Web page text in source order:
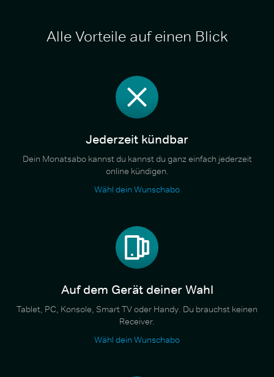
Alle Vorteile auf einen Blick
Jederzeit kündbar
Dein Monatsabo kannst du kannst du ganz einfach jederzeit
online kündigen.
Wähl dein Wunschabo
Auf dem Gerät deiner Wahl
Tablet, PC, Konsole, Smart TV oder Handy. Du brauchst keinen
Receiver.
Wähl dein Wunschabo